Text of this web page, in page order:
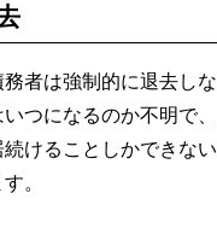
者は強制的に退去し
つになるのか不明で
けることしかできな
。